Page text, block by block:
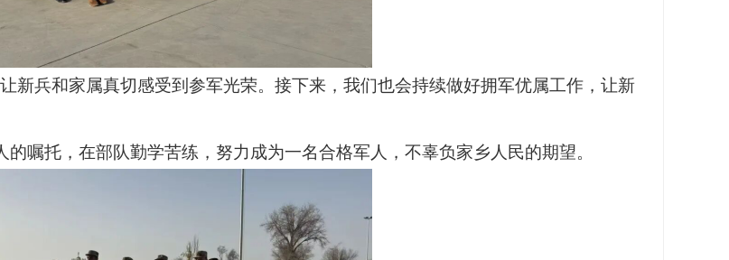
新兵和家属真切感受到参军光荣。接下来，我们也会持续做好拥军优属工作，让新
嘱托，在部队勤学苦练，努力成为一名合格军人，不辜负家乡人民的期望。